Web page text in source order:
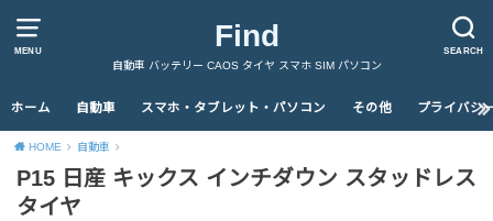
MENU SEARCH
Find
自動車 バッテリー CAOS タイヤ スマホ SIM パソコン
ホーム 自動車 スマホ・タブレット・パソコン その他 プライバシ
HOME 自動車
P15 日産 キックス インチダウン スタッドレス
タイヤ